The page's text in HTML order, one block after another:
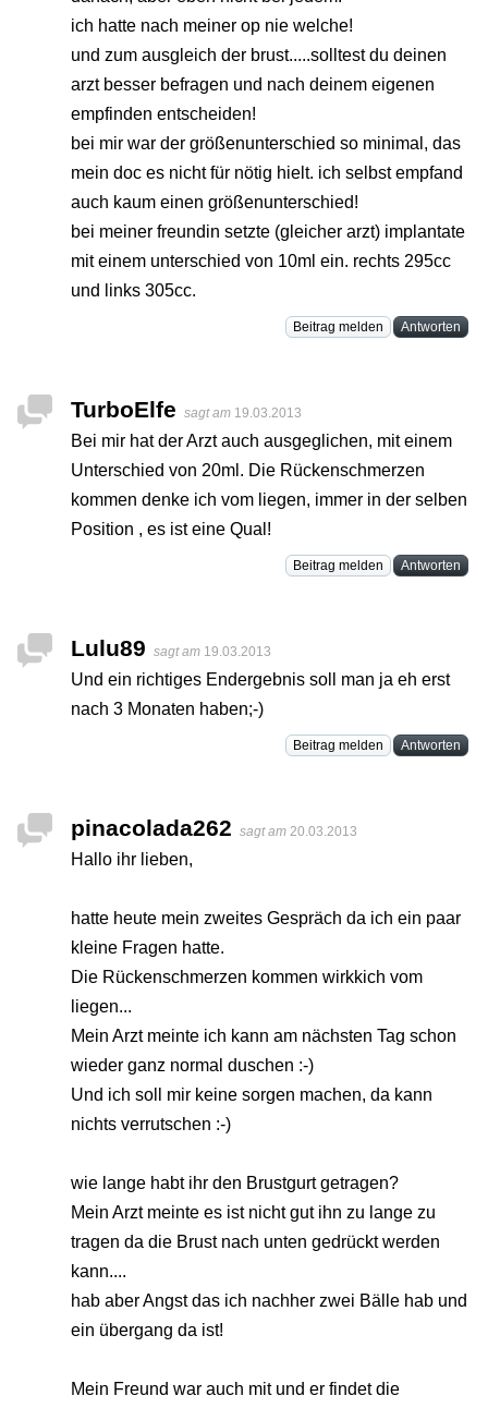
ich hatte nach meiner op nie welche!
und zum ausgleich der brust.....solltest du deinen
arzt besser befragen und nach deinem eigenen
empfinden entscheiden!
bei mir war der größenunterschied so minimal, das
mein doc es nicht für nötig hielt. ich selbst empfand
auch kaum einen größenunterschied!
bei meiner freundin setzte (gleicher arzt) implantate
mit einem unterschied von 10ml ein. rechts 295cc
und links 305cc.
Beitrag melden Antworten
TurboElfe sagt am 19.03.2013
Bei mir hat der Arzt auch ausgeglichen, mit einem
Unterschied von 20ml. Die Rückenschmerzen
kommen denke ich vom liegen, immer in der selben
Position , es ist eine Qual!
Beitrag melden Antworten
Lulu89 sagt am 19.03.2013
Und ein richtiges Endergebnis soll man ja eh erst
nach 3 Monaten haben;-)
Beitrag melden Antworten
pinacolada262 sagt am 20.03.2013
Hallo ihr lieben,
hatte heute mein zweites Gespräch da ich ein paar
kleine Fragen hatte.
Die Rückenschmerzen kommen wirkkich vom
liegen...
Mein Arzt meinte ich kann am nächsten Tag schon
wieder ganz normal duschen :-)
Und ich soll mir keine sorgen machen, da kann
nichts verrutschen :-)
wie lange habt ihr den Brustgurt getragen?
Mein Arzt meinte es ist nicht gut ihn zu lange zu
tragen da die Brust nach unten gedrückt werden
kann....
hab aber Angst das ich nachher zwei Bälle hab und
ein übergang da ist!
Mein Freund war auch mit und er findet die